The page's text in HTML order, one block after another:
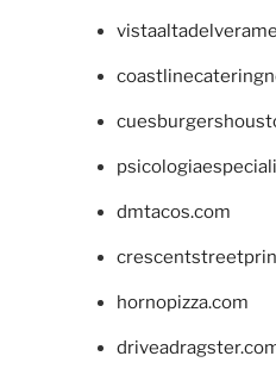
dmtacos.com
hornopizza.com